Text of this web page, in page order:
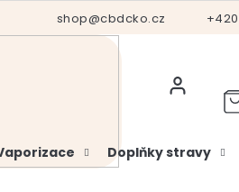
shop@cbdcko.cz
Hodnocení obchodu Vrácení a
Doplňky stravy